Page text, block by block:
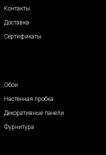
Контакты
Доставка
Сертификаты
Обои
Настенная пробка
Декоративные панели
Фурнитура